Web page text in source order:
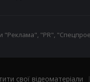
"Реклама", "PR",
свої відеоматеріали |